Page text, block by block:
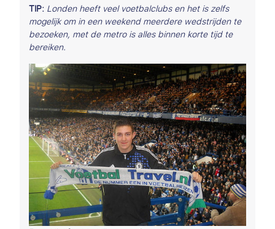
TIP: Londen heeft veel voetbalclubs en het is zelfs
mogelijk om in een weekend meerdere wedstrijden te
bezoeken, met de metro is alles binnen korte tijd te
bereiken.